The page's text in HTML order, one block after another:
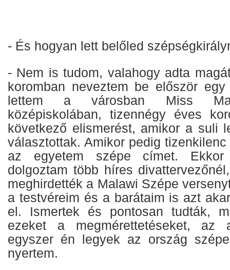
- És hogyan lett belőled
- Nem is tudom, valahogy adta
koromban neveztem be először
lettem a városban Miss
középiskolában, tizennégy éves
következő elismerést, amikor a suli
választottak. Amikor pedig
az egyetem szépe címet. Ekkor
dolgoztam több híres
meghirdették a Malawi Szépe
a testvéreim és a barátaim is azt
el. Ismertek és pontosan tudták,
ezeket a megmérettetéseket, az
egyszer én legyek az ország
nyertem.